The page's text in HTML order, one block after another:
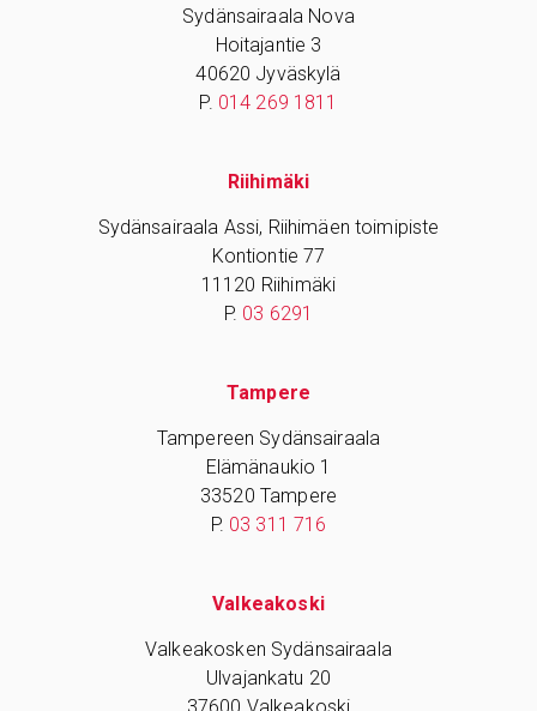
Sydänsairaala Nova
Hoitajantie 3
40620 Jyväskylä
P. 014 269 1811
Riihimäki
Sydänsairaala Assi, Riihimäen toimipiste
Kontiontie 77
11120 Riihimäki
P. 03 6291
Tampere
Tampereen Sydänsairaala
Elämänaukio 1
33520 Tampere
P. 03 311 716
Valkeakoski
Valkeakosken Sydänsairaala
Ulvajankatu 20